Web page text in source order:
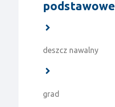
deszcz nawalny
grad